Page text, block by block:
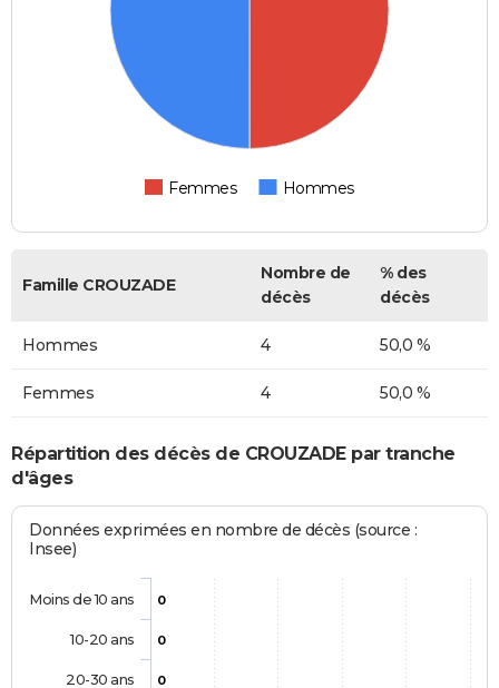
Femmes Hommes
Famille CROUZADE
Nombre de
décès
% des
décès
Hommes 4 50,0 %
Femmes 4 50,0 %
Répartition des décès de CROUZADE par tranche
d'âges
Données exprimées en nombre de décès (source :
Insee)
0
0
0
Moins de 10 ans
10-20 ans
20-30 ans